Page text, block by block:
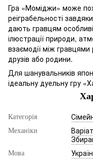
Гра «Моміджи» може
реіграбельності
дають гравцям
ілюстрації природи,
взаємодії між
друзів або родини.
Для шанувальників
ідеальну дуельну гру
Категорія
Механіки
Мова